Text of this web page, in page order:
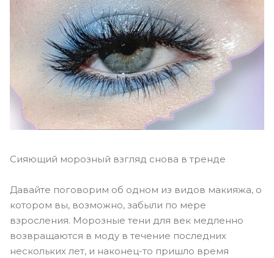
Сияющий морозный взгляд снова в тренде
Давайте поговорим об одном из видов макияжа, о
котором вы, возможно, забыли по мере
взросления. Морозные тени для век медленно
возвращаются в моду в течение последних
нескольких лет, и наконец-то пришло время